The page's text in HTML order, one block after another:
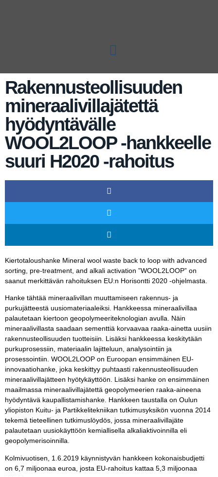
Rakennusteollisuuden
mineraalivillajätettä
hyödyntävälle
WOOL2LOOP -hankkeelle
suuri H2020 -rahoitus
Kiertotaloushanke Mineral wool waste back to loop with advanced
sorting, pre-treatment, and alkali activation ”WOOL2LOOP” on
saanut merkittävän rahoituksen EU:n Horisontti 2020 -ohjelmasta.
Hanke tähtää mineraalivillan muuttamiseen rakennus- ja
purkujätteestä uusiomateriaaleiksi. Hankkeessa mineraalivillaa
palautetaan kiertoon geopolymeeriteknologian avulla. Näin
mineraalivillasta saadaan sementtiä korvaavaa raaka-ainetta uusiin
rakennusteollisuuden tuotteisiin. Lisäksi hankkeessa keskitytään
purkuprosessiin, materiaalin lajitteluun, analysointiin ja
prosessointiin. WOOL2LOOP on Euroopan ensimmäinen EU-
innovaatiohanke, joka keskittyy puhtaasti rakennusteollisuuden
mineraalivillajätteen hyötykäyttöön. Lisäksi hanke on ensimmäinen
maailmassa mineraalivillajätettä geopolymeerien raaka-aineena
hyödyntävä kaupallistamishanke. Hankkeen taustalla on Oulun
yliopiston Kuitu- ja Partikkelitekniikan tutkimusyksikön vuonna 2014
tekemä tieteellinen tutkimuslöydös, jossa mineraalivillajäte
palautetaan uusiokäyttöön kemiallisella alkaliaktivoinnilla eli
geopolymerisoinnilla.
Kolmivuotisen, 1.6.2019 käynnistyvän hankkeen kokonaisbudjetti
on 6,7 miljoonaa euroa, josta EU-rahoitus kattaa 5,3 miljoonaa